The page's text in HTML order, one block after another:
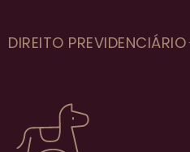
DIREITO PREVIDENCIÁRIO